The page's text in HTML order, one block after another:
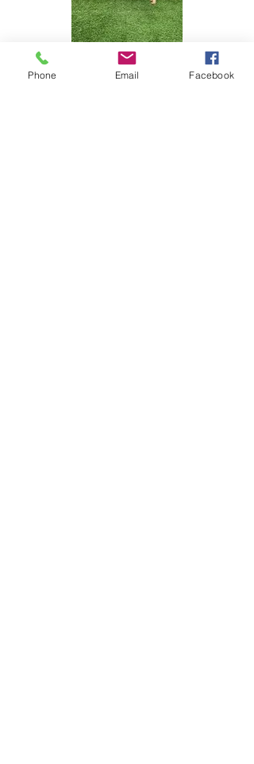
Phone Email Facebook